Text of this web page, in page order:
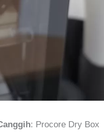
: Procore Dry Box